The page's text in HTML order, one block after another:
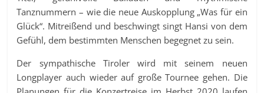
Tanznummern – wie die neue Auskopplung „Was für ein
Glück“. Mitreißend und beschwingt singt Hansi von dem
Gefühl, dem bestimmten Menschen begegnet zu sein.
Der sympathische Tiroler wird mit seinem neuen
Longplayer auch wieder auf große Tournee gehen. Die